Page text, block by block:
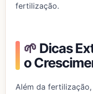
fertilização.
🌱 Dicas
o
Além da